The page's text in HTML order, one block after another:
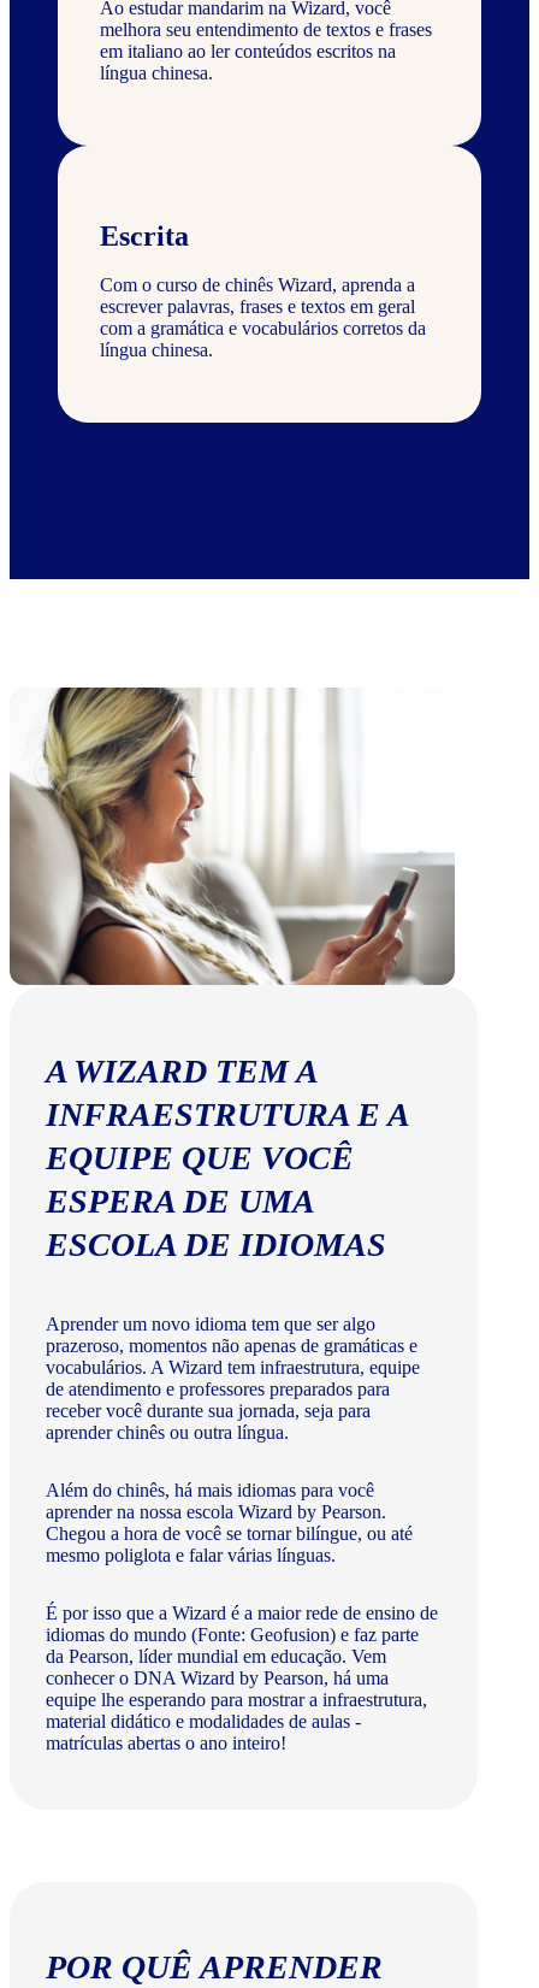
Ao estudar mandarim na Wizard, você
melhora seu entendimento de textos e frases
em italiano ao ler conteúdos escritos na
língua chinesa.
Escrita
Com o curso de chinês Wizard, aprenda a
escrever palavras, frases e textos em geral
com a gramática e vocabulários corretos da
língua chinesa.
A WIZARD TEM A
INFRAESTRUTURA E A
EQUIPE QUE VOCÊ
ESPERA DE UMA
ESCOLA DE IDIOMAS
Aprender um novo idioma tem que ser algo
prazeroso, momentos não apenas de gramáticas e
vocabulários. A Wizard tem infraestrutura, equipe
de atendimento e professores preparados para
receber você durante sua jornada, seja para
aprender chinês ou outra língua.
Além do chinês, há mais idiomas para você
aprender na nossa escola Wizard by Pearson.
Chegou a hora de você se tornar bilíngue, ou até
mesmo poliglota e falar várias línguas.
É por isso que a Wizard é a maior rede de ensino de
idiomas do mundo (Fonte: Geofusion) e faz parte
da Pearson, líder mundial em educação. Vem
conhecer o DNA Wizard by Pearson, há uma
equipe lhe esperando para mostrar a infraestrutura,
material didático e modalidades de aulas -
matrículas abertas o ano inteiro!
POR QUÊ APRENDER